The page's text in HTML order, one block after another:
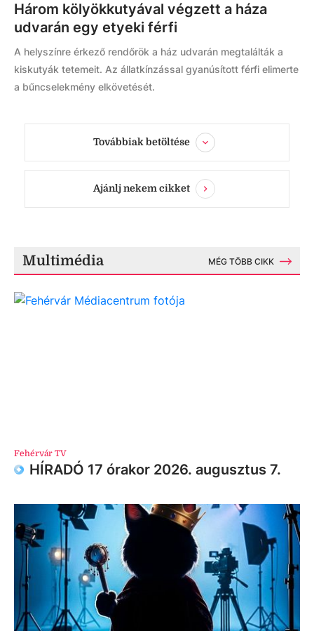
Három kölyökkutyával végzett a háza
udvarán egy etyeki férfi
A helyszínre érkező rendőrök a ház udvarán megtalálták a
kiskutyák tetemeit. Az állatkínzással gyanúsított férfi elimerte
a bűncselekmény elkövetését.
Továbbiak betöltése
Ajánlj nekem cikket
Multimédia MÉG TÖBB CIKK
Fehérvár TV
HÍRADÓ 17 órakor 2026. augusztus 7.